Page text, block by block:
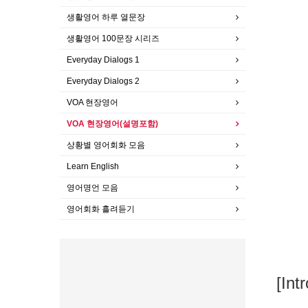
생활영어 하루 열문장
생활영어 100문장 시리즈
Everyday Dialogs 1
Everyday Dialogs 2
VOA 현장영어
VOA 현장영어(설명포함)
상황별 영어회화 모음
Learn English
영어명언 모음
영어회화 흘려듣기